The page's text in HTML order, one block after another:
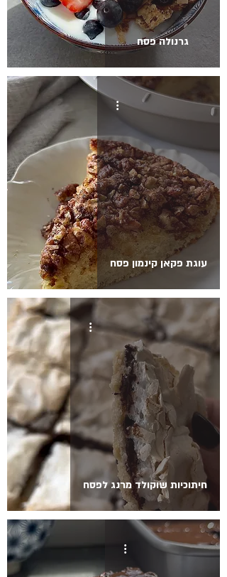
גרנולה פסח
עוגת פקאן קינמון פסח
חיתוכיות שוקולד מרנג לפסח